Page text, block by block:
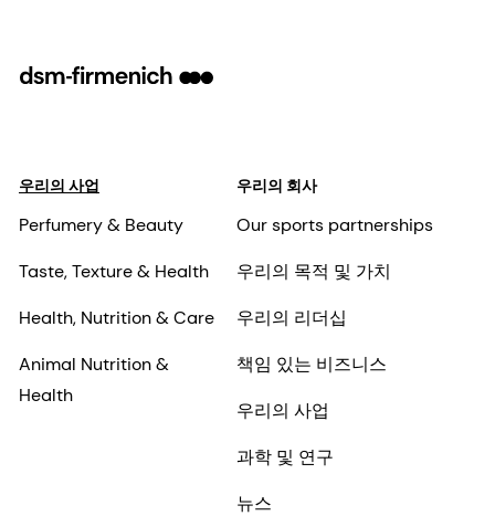
우리의 사업
Perfumery & Beauty
Taste, Texture & Health
Health, Nutrition & Care
Animal Nutrition &
Health
우리의 회사
Our sports partnerships
우리의 목적 및 가치
우리의 리더십
책임 있는 비즈니스
우리의 사업
과학 및 연구
뉴스